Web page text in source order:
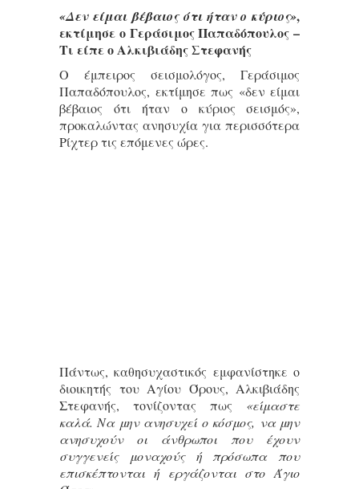
«Δεν είμαι βέβαιος ότι ήταν ο κύριος»,
εκτίμησε ο Γεράσιμος Παπαδόπουλος –
Τι είπε ο Αλκιβιάδης Στεφανής
Ο έμπειρος σεισμολόγος, Γεράσιμος
Παπαδόπουλος, εκτίμησε πως «δεν είμαι
βέβαιος ότι ήταν ο κύριος σεισμός»,
προκαλώντας ανησυχία για περισσότερα
Ρίχτερ τις επόμενες ώρες.
Πάντως, καθησυχαστικός εμφανίστηκε ο
διοικητής του Αγίου Όρους, Αλκιβιάδης
Στεφανής, τονίζοντας πως «είμαστε
καλά. Να μην ανησυχεί ο κόσμος, να μην
ανησυχούν οι άνθρωποι που έχουν
συγγενείς μοναχούς ή πρόσωπα που
επισκέπτονται ή εργάζονται στο Άγιο